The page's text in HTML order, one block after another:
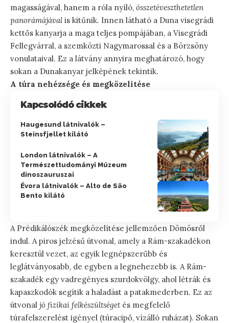
magasságával, hanem a róla nyíló, összetéveszthetetlen
panorámájával is kitűnik. Innen látható a Duna visegrádi
kettős kanyarja a maga teljes pompájában, a Visegrádi
Fellegvárral, a szemközti Nagymarossal és a Börzsöny
vonulataival. Ez a látvány annyira meghatározó, hogy
sokan a Dunakanyar jelképének tekintik.
A túra nehézsége és megközelítése
Kapcsolódó cikkek
Haugesund látnivalók –
Steinsfjellet kilátó
London látnivalók – A
Természettudományi Múzeum
dinoszauruszai
Évora látnivalók – Alto de São
Bento kilátó
A Prédikálószék megközelítése jellemzően Dömösről
indul. A piros jelzésű útvonal, amely a Rám-szakadékon
keresztül vezet, az egyik legnépszerűbb és
leglátványosabb, de egyben a legnehezebb is. A Rám-
szakadék egy vadregényes szurdokvölgy, ahol létrák és
kapaszkodók segítik a haladást a patakmederben. Ez az
útvonal jó fizikai felkészültségetés megfelelő
túrafelszerelést igényel (túracipő, vízálló ruházat). Sokan